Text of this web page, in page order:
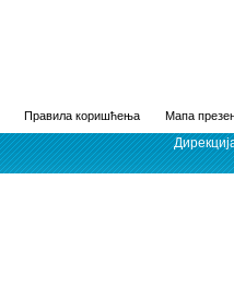
Правила коришћења Мапа